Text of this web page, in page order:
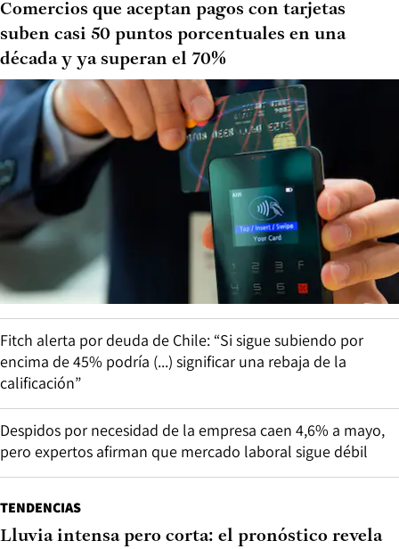
Comercios que aceptan pagos con tarjetas
suben casi 50 puntos porcentuales en una
década y ya superan el 70%
Fitch alerta por deuda de Chile: “Si sigue subiendo por
encima de 45% podría (...) significar una rebaja de la
calificación”
Despidos por necesidad de la empresa caen 4,6% a mayo,
pero expertos afirman que mercado laboral sigue débil
TENDENCIAS
Lluvia intensa pero corta: el pronóstico revela